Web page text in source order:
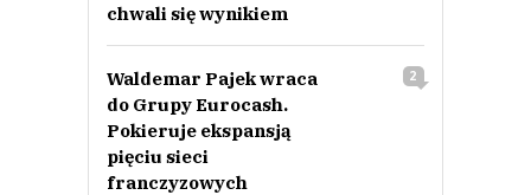
chwali się wynikiem
Waldemar Pajek wraca
do Grupy Eurocash.
Pokieruje ekspansją
pięciu sieci
franczyzowych
2